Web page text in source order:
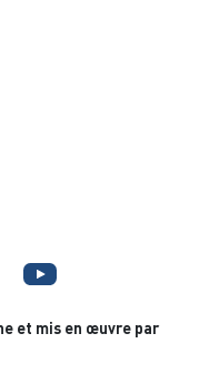
et mis en œuvre par